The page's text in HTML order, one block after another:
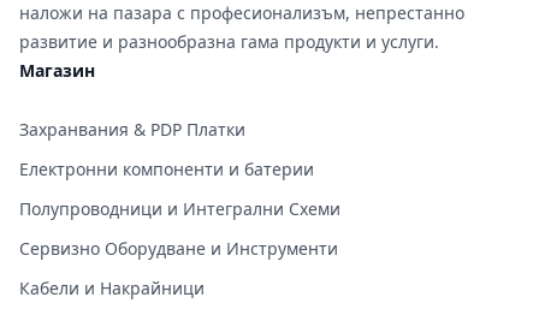
наложи на пазара с професионализъм, непрестанно
развитие и разнообразна гама продукти и услуги.
Магазин
Захранвания & PDP Платки
Електронни компоненти и батерии
Полупроводници и Интегрални Схеми
Сервизно Оборудване и Инструменти
Кабели и Накрайници